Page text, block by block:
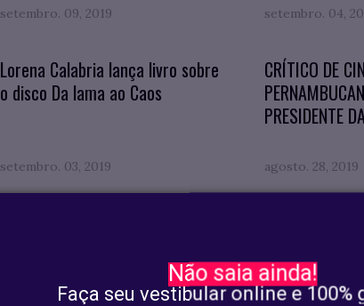
Não saia ainda!
Faça seu vestibular online e 100%
setembro. 09, 2019 setembro. 04,
Lorena Calabria lança livro sobre
o disco Da lama ao Caos
setembro. 03, 2019
CRÍTICO DE
PRESIDENTE
agosto. 28, 2019
Oratória